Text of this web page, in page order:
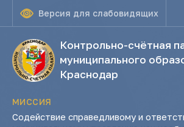
Версия для слабовидящих
Контрольно-счётная
муниципального
Краснодар
МИССИЯ
Содействие справедливому и